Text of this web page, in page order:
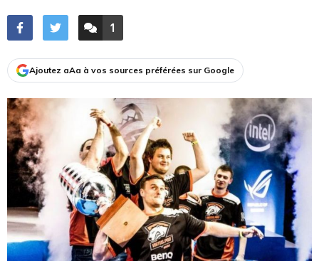
ACCÉDER AUX
1
COMMENTAIRES
Ajoutez aAa à vos sources préférées sur Google